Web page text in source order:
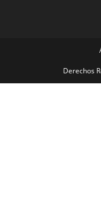
Derechos